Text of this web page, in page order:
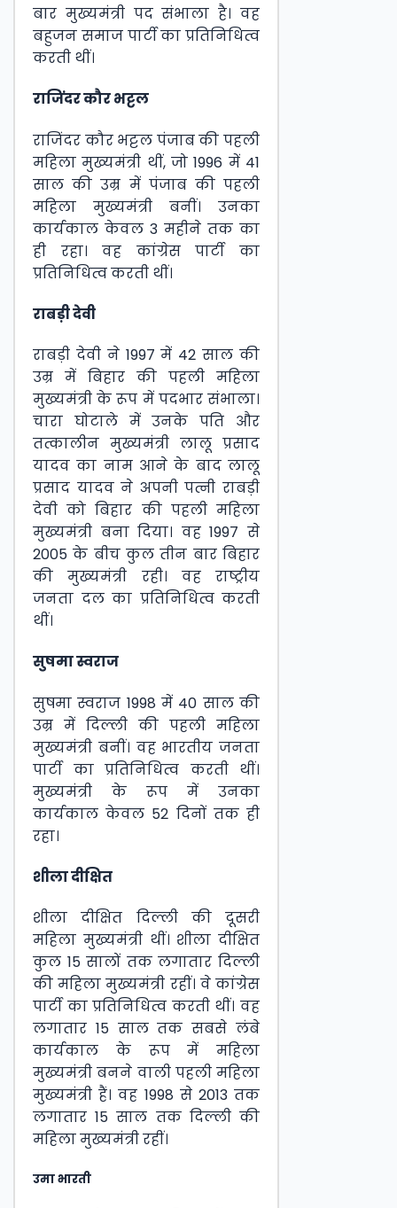
बार मुख्यमंत्री पद संभाला है। वह
बहुजन समाज पार्टी का प्रतिनिधित्व
करती थीं।
राजिंदर कौर भट्टल
राजिंदर कौर भट्टल पंजाब की पहली
महिला मुख्यमंत्री थीं, जो 1996 में 41
साल की उम्र में पंजाब की पहली
महिला मुख्यमंत्री बनीं। उनका
कार्यकाल केवल 3 महीने तक का
ही रहा। वह कांग्रेस पार्टी का
प्रतिनिधित्व करती थीं।
राबड़ी देवी
राबड़ी देवी ने 1997 में 42 साल की
उम्र में बिहार की पहली महिला
मुख्यमंत्री के रूप में पदभार संभाला।
चारा घोटाले में उनके पति और
तत्कालीन मुख्यमंत्री लालू प्रसाद
यादव का नाम आने के बाद लालू
प्रसाद यादव ने अपनी पत्नी राबड़ी
देवी को बिहार की पहली महिला
मुख्यमंत्री बना दिया। वह 1997 से
2005 के बीच कुल तीन बार बिहार
की मुख्यमंत्री रही। वह राष्ट्रीय
जनता दल का प्रतिनिधित्व करती
थीं।
सुषमा स्वराज
सुषमा स्वराज 1998 में 40 साल की
उम्र में दिल्ली की पहली महिला
मुख्यमंत्री बनीं। वह भारतीय जनता
पार्टी का प्रतिनिधित्व करती थीं।
मुख्यमंत्री के रूप में उनका
कार्यकाल केवल 52 दिनों तक ही
रहा।
शीला दीक्षित
शीला दीक्षित दिल्ली की दूसरी
महिला मुख्यमंत्री थीं। शीला दीक्षित
कुल 15 सालों तक लगातार दिल्ली
की महिला मुख्यमंत्री रहीं। वे कांग्रेस
पार्टी का प्रतिनिधित्व करती थीं। वह
लगातार 15 साल तक सबसे लंबे
कार्यकाल के रूप में महिला
मुख्यमंत्री बनने वाली पहली महिला
मुख्यमंत्री हैं। वह 1998 से 2013 तक
लगातार 15 साल तक दिल्ली की
महिला मुख्यमंत्री रहीं।
उमा भारती